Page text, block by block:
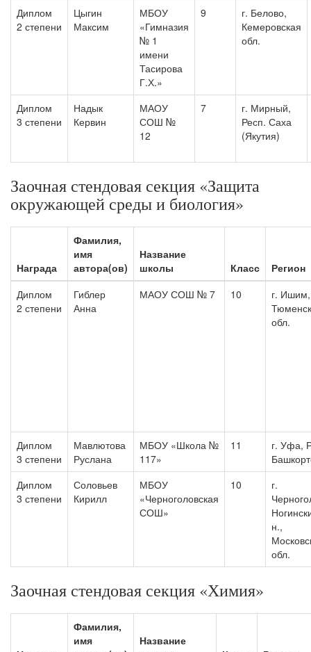
Диплом
2 степени
Цыгин
Максим
МБОУ
«Гимназия
№ 1
имени
Тасирова
Г.Х.»
9
г. Белово,
Кемеровская
обл.
Диплом
3 степени
Надык
Кервин
МАОУ
СОШ №
12
7
г. Мирный,
Респ. Саха
(Якутия)
Заочная стендовая секция «Защита
окружающей среды и биология»
Награда
Фамилия,
имя
автора(ов)
Название
школы
Класс
Регион
Диплом
2 степени
Гиблер
Анна
МАОУ СОШ № 7 10
г. Ишим,
обл.
Диплом
3 степени
Мавлютова
Руслана
МБОУ «Школа №
117»
11
г. Уфа,
Диплом
3 степени
Соловьев
Кирилл
МБОУ
«Черноголовская
СОШ»
10
г.
н.,
обл.
Заочная стендовая секция «Химия»
Фамилия,
имя
Название